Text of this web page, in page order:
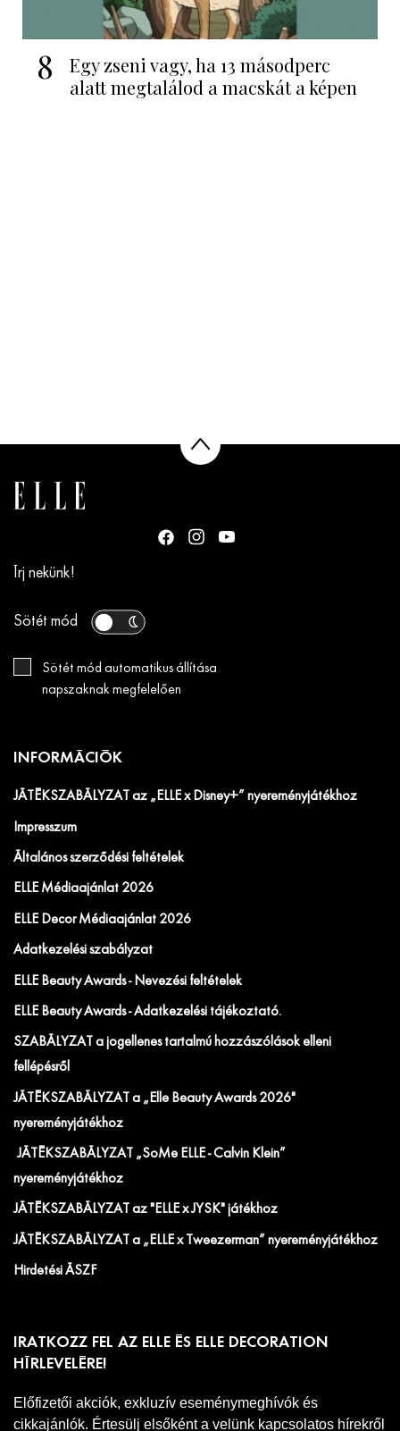
8
Egy zseni vagy, ha 13 másodperc
alatt megtalálod a macskát a képen
Írj nekünk!
Sötét mód
Sötét mód automatikus állítása
napszaknak megfelelően
INFORMÁCIÓK
JÁTÉKSZABÁLYZAT az „ELLE x Disney+” nyereményjátékhoz
Impresszum
Általános szerződési feltételek
ELLE Médiaajánlat 2026
ELLE Decor Médiaajánlat 2026
Adatkezelési szabályzat
ELLE Beauty Awards - Nevezési feltételek
ELLE Beauty Awards - Adatkezelési tájékoztató.
SZABÁLYZAT a jogellenes tartalmú hozzászólások elleni
fellépésről
JÁTÉKSZABÁLYZAT a „Elle Beauty Awards 2026"
nyereményjátékhoz
JÁTÉKSZABÁLYZAT „SoMe ELLE - Calvin Klein”
nyereményjátékhoz
JÁTÉKSZABÁLYZAT az "ELLE x JYSK" játékhoz
JÁTÉKSZABÁLYZAT a „ELLE x Tweezerman” nyereményjátékhoz
Hirdetési ÁSZF
IRATKOZZ FEL AZ ELLE ÉS ELLE DECORATION
HÍRLEVELÉRE!
Előfizetői akciók, exkluzív eseménymeghívók és
cikkajánlók. Értesülj elsőként a velünk kapcsolatos hírekről